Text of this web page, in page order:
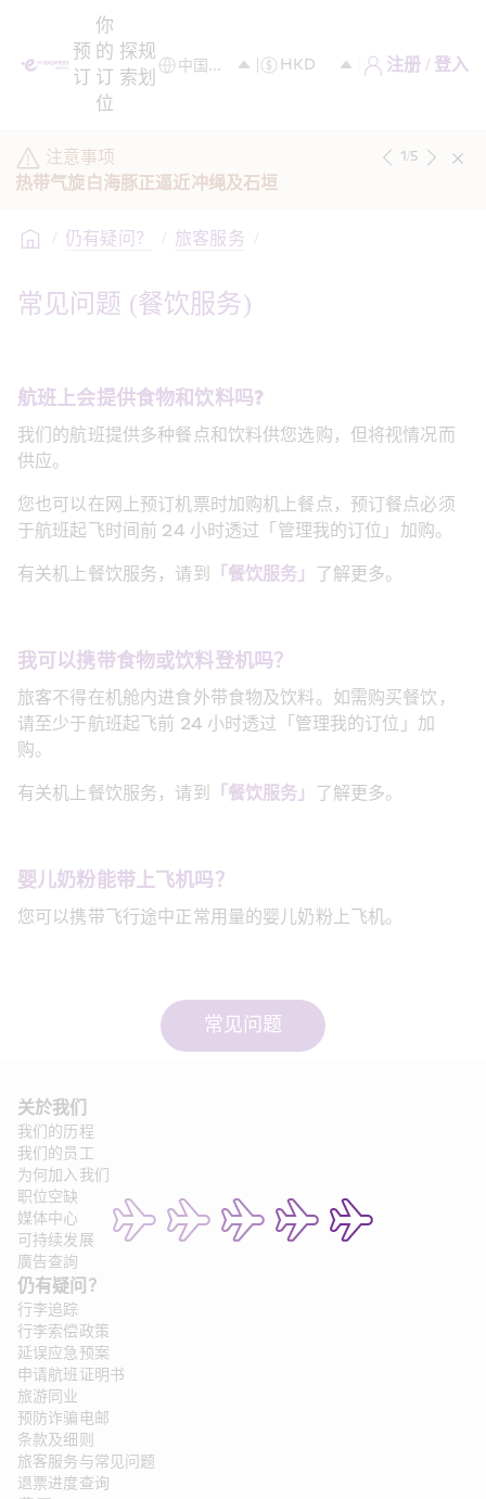
预
订
你
的
订
位
探
索
规
划
注册 / 登入
注意事项
热带气旋白海豚正逼近冲绳及石垣
1/5
/ 仍有疑问？ / 旅客服务 /
常见问题 (餐饮服务)
航班上会提供食物和饮料吗?
我们的航班提供多种餐点和饮料供您选购，但将视情况而
供应。
您也可以在网上预订机票时加购机上餐点，预订餐点必须
于航班起飞时间前 24 小时透过「管理我的订位」加购。
有关机上餐饮服务，请到
「餐饮服务」 了解更多。
我可以携带食物或饮料登机吗？
旅客不得在机舱内进食外带食物及饮料。如需购买餐饮，
请至少于航班起飞前 24 小时透过「管理我的订位」加
购。
有关机上餐饮服务，请到
「餐饮服务」 了解更多。
婴儿奶粉能带上飞机吗？
您可以携带飞行途中正常用量的婴儿奶粉上飞机。
常见问题
关於我们
我们的历程
我们的员工
为何加入我们
职位空缺
媒体中心
可持续发展
廣告查詢
仍有疑问？
行李追踪
行李索偿政策
延误应急预案
申请航班证明书
旅游同业
预防诈骗电邮
条款及细则
旅客服务与常见问题
退票进度查询